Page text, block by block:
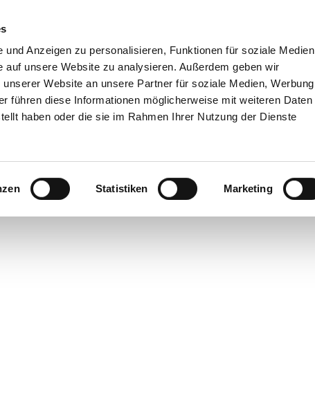
Anzeigen zu personalisieren, Funktionen für soziale Medien
auf unsere Website zu analysieren. Außerdem geben wir
Website an unsere Partner für soziale Medien, Werbung
führen diese Informationen möglicherweise mit weiteren Daten
haben oder die sie im Rahmen Ihrer Nutzung der Dienste
Statistiken Marketing